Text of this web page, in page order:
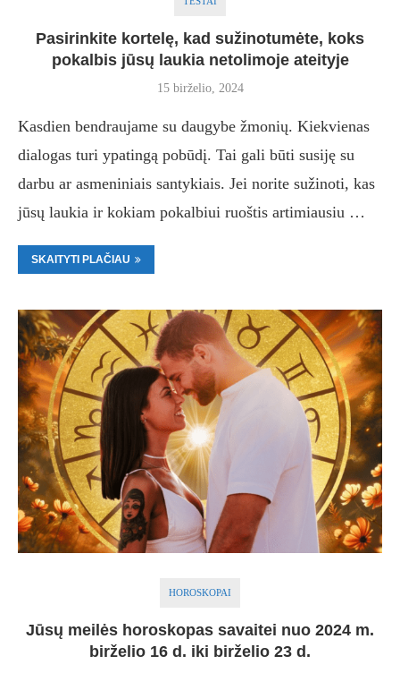
Pasirinkite kortelę, kad sužinotumėte, koks
pokalbis jūsų laukia netolimoje ateityje
15 birželio, 2024
Kasdien bendraujame su daugybe žmonių. Kiekvienas
dialogas turi ypatingą pobūdį. Tai gali būti susiję su
darbu ar asmeniniais santykiais. Jei norite sužinoti, kas
jūsų laukia ir kokiam pokalbiui ruoštis artimiausiu …
SKAITYTI PLAČIAU
HOROSKOPAI
Jūsų meilės horoskopas savaitei nuo 2024 m.
birželio 16 d. iki birželio 23 d.